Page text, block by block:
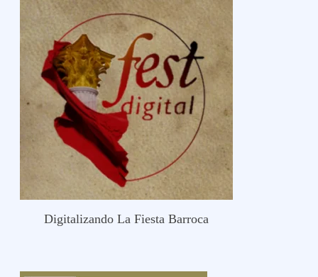
Digitalizando La Fiesta Barroca